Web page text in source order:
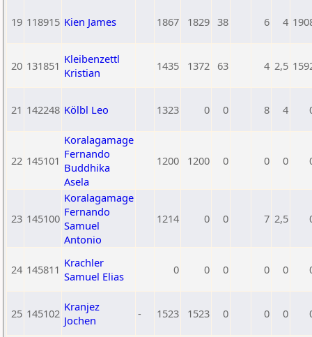
19 118915 Kien James 1867 1829 38 6 4
20 131851 Kleibenzettl
Kristian
1435 1372 63 4 2,5
21 142248 Kölbl Leo 1323 0 0 8 4
22 145101
Koralagamage
Fernando
Buddhika
Asela
1200 1200 0 0 0
23 145100
Koralagamage
Fernando
Samuel
Antonio
1214 0 0 7 2,5
24 145811 Krachler
Samuel Elias
0 0 0 0 0
25 145102 Kranjez
Jochen
- 1523 1523 0 0 0